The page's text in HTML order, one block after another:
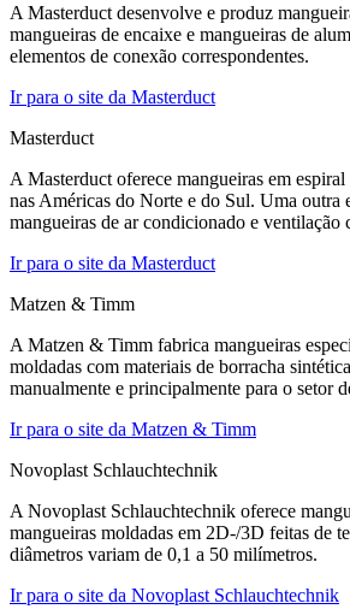
A Masterduct desenvolve e produz
mangueiras de encaixe e mangueiras de
elementos de conexão correspondentes.
Ir para o site da Masterduct
Masterduct
A Masterduct oferece mangueiras em
nas Américas do Norte e do Sul. Uma outra
mangueiras de ar condicionado e ventilação
Ir para o site da Masterduct
Matzen & Timm
A Matzen & Timm fabrica mangueiras
moldadas com materiais de borracha
manualmente e principalmente para o setor
Ir para o site da Matzen & Timm
Novoplast Schlauchtechnik
A Novoplast Schlauchtechnik oferece
mangueiras moldadas em 2D-/3D feitas de
diâmetros variam de 0,1 a 50 milímetros.
Ir para o site da Novoplast Schlauchtechnik